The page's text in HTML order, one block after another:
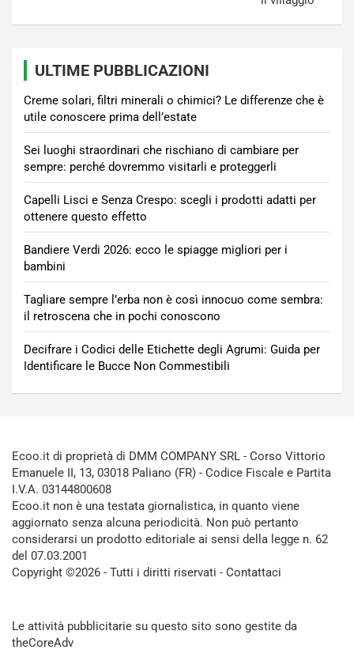
ULTIME PUBBLICAZIONI
Creme solari, filtri minerali o chimici? Le differenze che è
utile conoscere prima dell’estate
Sei luoghi straordinari che rischiano di cambiare per
sempre: perché dovremmo visitarli e proteggerli
Capelli Lisci e Senza Crespo: scegli i prodotti adatti per
ottenere questo effetto
Bandiere Verdi 2026: ecco le spiagge migliori per i
bambini
Tagliare sempre l’erba non è così innocuo come sembra:
il retroscena che in pochi conoscono
Decifrare i Codici delle Etichette degli Agrumi: Guida per
Identificare le Bucce Non Commestibili
Ecoo.it di proprietà di DMM COMPANY SRL - Corso Vittorio
Emanuele II, 13, 03018 Paliano (FR) - Codice Fiscale e Partita
I.V.A. 03144800608
Ecoo.it non è una testata giornalistica, in quanto viene
aggiornato senza alcuna periodicità. Non può pertanto
considerarsi un prodotto editoriale ai sensi della legge n. 62
del 07.03.2001
Copyright ©2026 - Tutti i diritti riservati - Contattaci
Le attività pubblicitarie su questo sito sono gestite da
theCoreAdv